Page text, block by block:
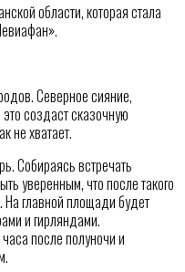
области, которая стала
Северное сияние,
создаст сказочную
не хватает.
Собираясь встречать
уверенным, что после такого
На главной площади будет
и гирляндами.
после полуночи и